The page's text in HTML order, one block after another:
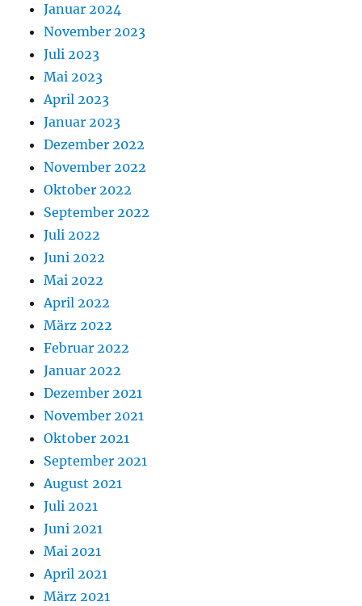
Januar 2024
November 2023
Juli 2023
Mai 2023
April 2023
Januar 2023
Dezember 2022
November 2022
Oktober 2022
September 2022
Juli 2022
Juni 2022
Mai 2022
April 2022
März 2022
Februar 2022
Januar 2022
Dezember 2021
November 2021
Oktober 2021
September 2021
August 2021
Juli 2021
Juni 2021
Mai 2021
April 2021
März 2021